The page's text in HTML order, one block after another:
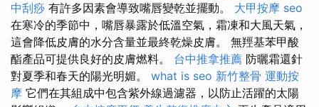
中刮痧 有許多因素會導致嘴唇變乾並擺動。 大甲按摩 seo
在寒冷的季節中，嘴唇暴露於低溫空氣，霜凍和大風天氣，
這會降低皮膚的水分含量並最終乾燥皮膚。 無羥基苯甲酸
酯產品可提供良好的皮膚燃料。 台中推拿推薦 防曬霜還針
對夏季和春天的陽光明媚。 what is seo 新竹整骨 運動按
摩 它們在其組成中包含紫外線過濾器，以防止活躍的太陽